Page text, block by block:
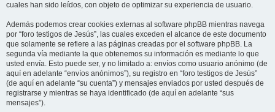
cuales han sido leídos, con objeto de optimizar su experiencia de usuario.
Además podemos crear cookies externas al software phpBB mientras navega
por “foro testigos de Jesús”, las cuales exceden el alcance de este documento
que solamente se refiere a las páginas creadas por el software phpBB. La
segunda vía mediante la que obtenemos su información es mediante lo que
usted envía. Esto puede ser, y no limitado a: envíos como usuario anónimo (de
aquí en adelante “envíos anónimos”), su registro en “foro testigos de Jesús”
(de aquí en adelante “su cuenta”) y mensajes enviados por usted después de
registrarse y mientras se haya identificado (de aquí en adelante “sus
mensajes”).